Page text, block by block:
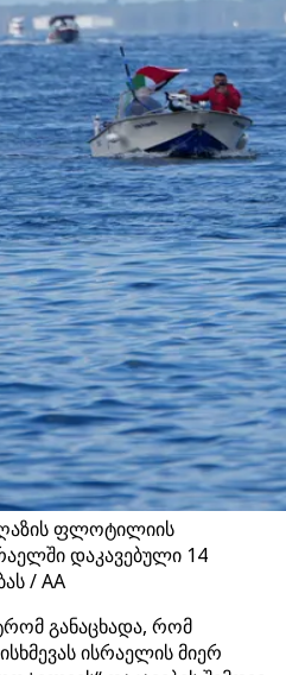
ფლოტილიის
დაკავებული 14
/ AA
განაცხადა, რომ
ისრაელის მიერ